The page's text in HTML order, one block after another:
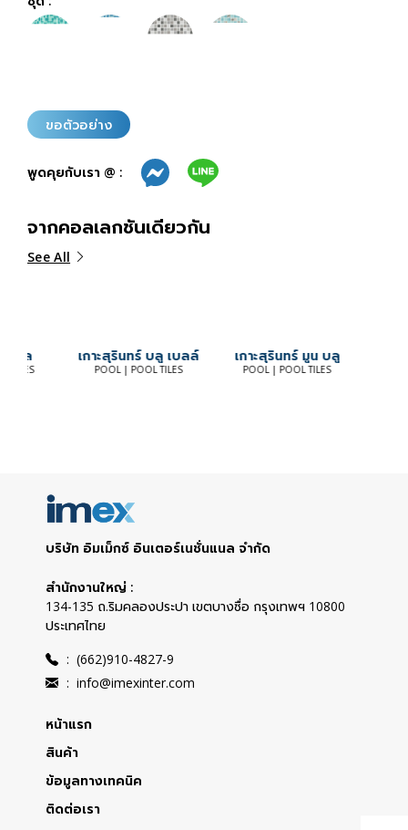
ขอตัวอย่าง
พูดคุยกับเรา @ :
จากคอลเลกชันเดียวกัน
See All
เกาะสุรินทร์ บลู เบลล์
POOL | POOL TILES
เกาะสุรินทร์ มูน บลู
POOL | POOL TILES
บริษัท อิมเม็กซ์ อินเตอร์เนชั่นแนล จำกัด
สำนักงานใหญ่ :
134-135 ถ.ริมคลองประปา เขตบางซื่อ กรุงเทพฯ 10800
ประเทศไทย
: (662)910-4827-9
: info@imexinter.com
หน้าแรก
สินค้า
ข้อมูลทางเทคนิค
ติดต่อเรา